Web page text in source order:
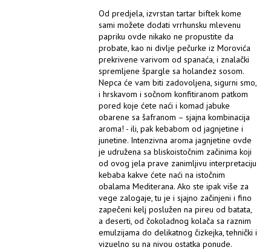
Od predjela, izvrstan tartar biftek kome
sami možete dodati vrrhunsku mlevenu
papriku ovde nikako ne propustite da
probate, kao ni divlje pečurke iz Morovića
prekrivene varivom od spanaća, i znalački
spremljene špargle sa holandez sosom.
Nepca će vam biti zadovoljena, sigurni smo,
i hrskavom i sočnom konfitiranom patkom
pored koje ćete naći i komad jabuke
obarene sa šafranom – sjajna kombinacija
aroma! - ili, pak kebabom od jagnjetine i
junetine. Intenzivna aroma jagnjetine ovde
je udružena sa bliskoistočnim začinima koji
od ovog jela prave zanimljivu interpretaciju
kebaba kakve ćete naći na istočnim
obalama Mediterana. Ako ste ipak više za
vege zalogaje, tu je i sjajno začinjeni i fino
zapečeni kelj poslužen na pireu od batata,
a deserti, od čokoladnog kolača sa raznim
emulzijama do delikatnog čizkejka, tehnički i
vizuelno su na nivou ostatka ponude.